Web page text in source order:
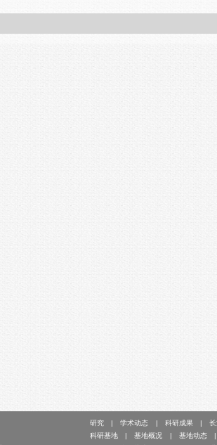
研究 学术动态 科研成果
长
科研基地
基地概况 基地动态